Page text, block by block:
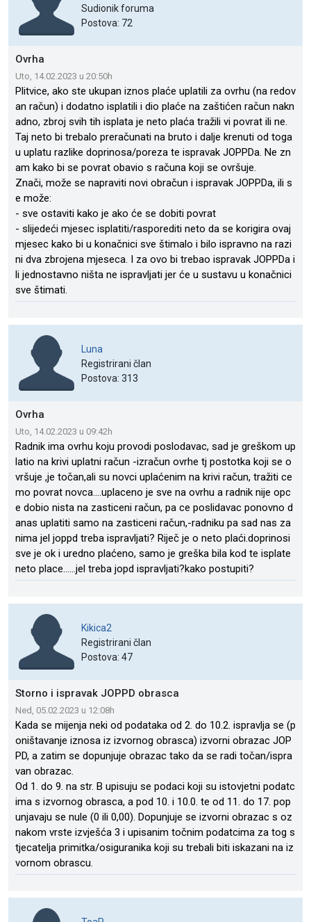
Sudionik foruma
Postova: 72
Ovrha
Uto, 14.02.2023 u 20:50h
Plitvice, ako ste ukupan iznos plaće uplatili za ovrhu (na redov
an račun) i dodatno isplatili i dio plaće na zaštićen račun nakn
adno, zbroj svih tih isplata je neto plaća tražili vi povrat ili ne.
Taj neto bi trebalo preračunati na bruto i dalje krenuti od toga
u uplatu razlike doprinosa/poreza te ispravak JOPPDa. Ne zn
am kako bi se povrat obavio s računa koji se ovršuje.
Znači, može se napraviti novi obračun i ispravak JOPPDa, ili s
e može:
- sve ostaviti kako je ako će se dobiti povrat
- slijedeći mjesec isplatiti/rasporediti neto da se korigira ovaj
mjesec kako bi u konačnici sve štimalo i bilo ispravno na razi
ni dva zbrojena mjeseca. I za ovo bi trebao ispravak JOPPDa i
li jednostavno ništa ne ispravljati jer će u sustavu u konačnici
sve štimati.
Luna
Registrirani član
Postova: 313
Ovrha
Uto, 14.02.2023 u 09:42h
Radnik ima ovrhu koju provodi poslodavac, sad je greškom up
latio na krivi uplatni račun -izračun ovrhe tj postotka koji se o
vršuje ,je točan,ali su novci uplaćenim na krivi račun, tražiti ce
mo povrat novca....uplaceno je sve na ovrhu a radnik nije opc
e dobio nista na zasticeni račun, pa ce poslidavac ponovno d
anas uplatiti samo na zasticeni račun,-radniku pa sad nas za
nima jel joppd treba ispravljati? Riječ je o neto plaći.doprinosi
sve je ok i uredno plaćeno, samo je greška bila kod te isplate
neto place......jel treba jopd ispravljati?kako postupiti?
Kikica2
Registrirani član
Postova: 47
Storno i ispravak JOPPD obrasca
Ned, 05.02.2023 u 12:08h
Kada se mijenja neki od podataka od 2. do 10.2. ispravlja se (p
oništavanje iznosa iz izvornog obrasca) izvorni obrazac JOP
PD, a zatim se dopunjuje obrazac tako da se radi točan/ispra
van obrazac.
Od 1. do 9. na str. B upisuju se podaci koji su istovjetni podatc
ima s izvornog obrasca, a pod 10. i 10.0. te od 11. do 17. pop
unjavaju se nule (0 ili 0,00). Dopunjuje se izvorni obrazac s oz
nakom vrste izvješća 3 i upisanim točnim podatcima za tog s
tjecatelja primitka/osiguranika koji su trebali biti iskazani na iz
vornom obrascu.